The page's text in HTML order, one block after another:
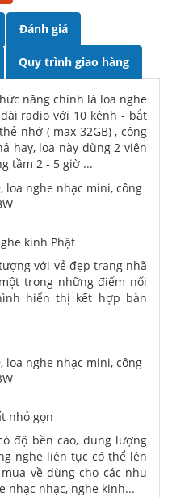
Đánh giá
Quy trình giao hàng
năng chính là loa nghe
radio với 10 kênh - bắt
nhớ ( max 32GB) , công
hay, loa này dùng 2 viên
tầm 2 - 5 giờ ...
kinh Phật
với vẻ đẹp trang nhã
trong những điểm nổi
hiển thị kết hợp bàn
nhỏ gọn
độ bền cao, dung lượng
nghe liên tục có thể lên
về dùng cho các nhu
nhạc nhạc, nghe kinh...